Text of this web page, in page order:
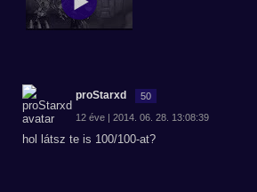
proStarxd 50
12 éve | 2014. 06. 28. 13:08:39
hol látsz te is 100/100-at?